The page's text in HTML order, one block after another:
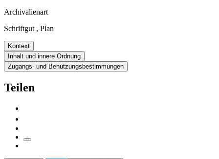
Archivalienart
Schriftgut , Plan
Kontext
Inhalt und innere Ordnung
Zugangs- und Benutzungsbestimmungen
Teilen